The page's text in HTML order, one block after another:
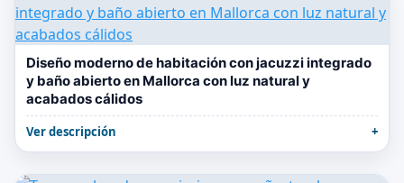
Diseño moderno de habitación con jacuzzi integrado
y baño abierto en Mallorca con luz natural y
acabados cálidos
Ver descripción